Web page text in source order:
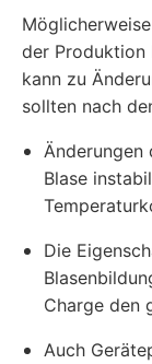
der Produktion
kann zu
sollten nach
Änderungen
Blase
Die
Charge den
Auch